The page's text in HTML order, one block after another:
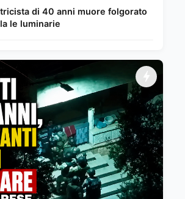
di 40 anni muore folgorato
le luminarie